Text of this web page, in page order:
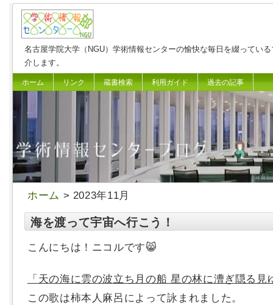
名古屋学院大学（NGU）学術情報センターの愉快な毎日を綴ってい
介します。
ホーム リンク 蔵書検索 利用ガイド 過去の記事
ホーム > 2023年11月
海を渡って宇宙へ行こう！
こんにちは！ニコルです😸
「天の海に雲の波立ち月の船 星の林に漕ぎ隠る見
この歌は柿本人麻呂によって詠まれました。